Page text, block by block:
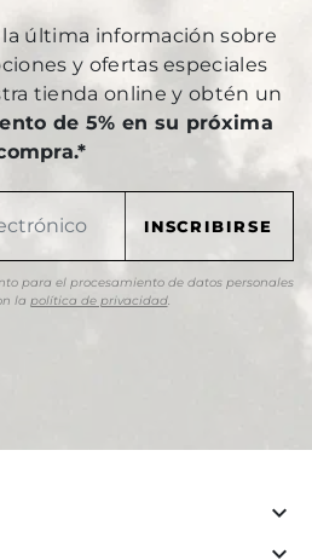
última información sobre
y ofertas especiales
tienda online y obtén un
de 5% en su próxima
para el procesamiento de datos personales
la política de privacidad.
